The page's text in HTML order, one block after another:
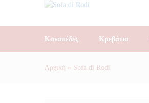
Καναπέδες Κρεβάτια
Αρχική » Sofa di Rodi